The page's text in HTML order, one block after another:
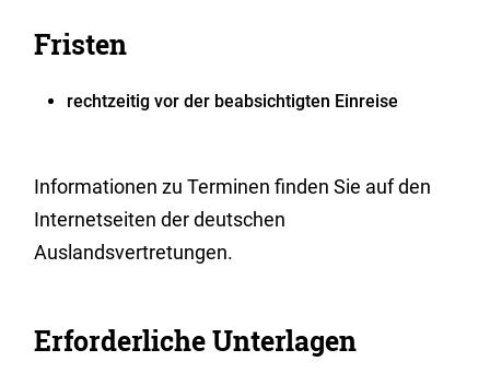
Fristen
rechtzeitig vor der beabsichtigten Einreise
Informationen zu Terminen finden Sie auf den
Internetseiten der deutschen
Auslandsvertretungen.
Erforderliche Unterlagen